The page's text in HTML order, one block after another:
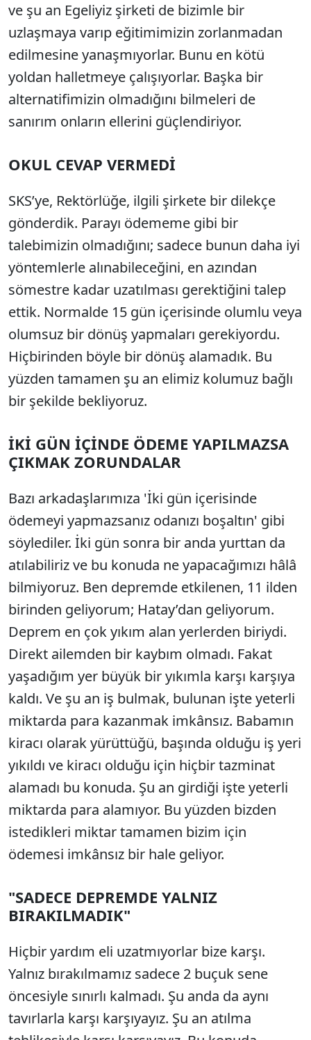
ve şu an Egeliyiz şirketi de bizimle bir
uzlaşmaya varıp eğitimimizin zorlanmadan
edilmesine yanaşmıyorlar. Bunu en kötü
yoldan halletmeye çalışıyorlar. Başka bir
alternatifimizin olmadığını bilmeleri de
sanırım onların ellerini güçlendiriyor.
OKUL CEVAP VERMEDİ
SKS’ye, Rektörlüğe, ilgili şirkete bir dilekçe
gönderdik. Parayı ödememe gibi bir
talebimizin olmadığını; sadece bunun daha iyi
yöntemlerle alınabileceğini, en azından
sömestre kadar uzatılması gerektiğini talep
ettik. Normalde 15 gün içerisinde olumlu veya
olumsuz bir dönüş yapmaları gerekiyordu.
Hiçbirinden böyle bir dönüş alamadık. Bu
yüzden tamamen şu an elimiz kolumuz bağlı
bir şekilde bekliyoruz.
İKİ GÜN İÇİNDE ÖDEME YAPILMAZSA
ÇIKMAK ZORUNDALAR
Bazı arkadaşlarımıza 'İki gün içerisinde
ödemeyi yapmazsanız odanızı boşaltın' gibi
söylediler. İki gün sonra bir anda yurttan da
atılabiliriz ve bu konuda ne yapacağımızı hâlâ
bilmiyoruz. Ben depremde etkilenen, 11 ilden
birinden geliyorum; Hatay’dan geliyorum.
Deprem en çok yıkım alan yerlerden biriydi.
Direkt ailemden bir kaybım olmadı. Fakat
yaşadığım yer büyük bir yıkımla karşı karşıya
kaldı. Ve şu an iş bulmak, bulunan işte yeterli
miktarda para kazanmak imkânsız. Babamın
kiracı olarak yürüttüğü, başında olduğu iş yeri
yıkıldı ve kiracı olduğu için hiçbir tazminat
alamadı bu konuda. Şu an girdiği işte yeterli
miktarda para alamıyor. Bu yüzden bizden
istedikleri miktar tamamen bizim için
ödemesi imkânsız bir hale geliyor.
"SADECE DEPREMDE YALNIZ
BIRAKILMADIK"
Hiçbir yardım eli uzatmıyorlar bize karşı.
Yalnız bırakılmamız sadece 2 buçuk sene
öncesiyle sınırlı kalmadı. Şu anda da aynı
tavırlarla karşı karşıyayız. Şu an atılma